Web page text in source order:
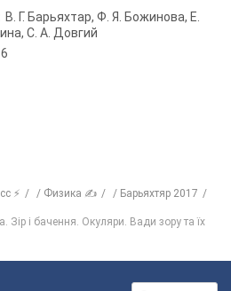
В. Г. Барьяхтар, Ф. Я. Божинова, Е.
С. А. Довгий
⚡ Физика ✍
Барьяхтяр 2017
Зір і бачення. Окуляри. Вади зору та їх